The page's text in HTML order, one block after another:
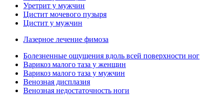
Уретрит у мужчин
Цистит мочевого пузыря
Цистит у мужчин
Лазерное лечение фимоза
Болезненные ощущения вдоль всей поверхности ног
Варикоз малого таза у женщин
Варикоз малого таза у мужчин
Венозная дисплазия
Венозная недостаточность ноги